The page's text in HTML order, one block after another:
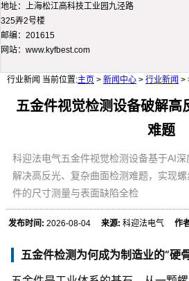
地址：上海松江高科技工业园九泾路
325弄2号楼
邮编：201615
网站：www.kyfbest.com
行业新闻 当前位置:主页 > 新闻中心 > 行业新闻 >
五金件视觉检测设备破解高
难题
科迎法电气五金件视觉检测设备基于AI深
解决高反光、复杂曲面检测难题，实现
件的尺寸测量与表面缺陷全检
发布时间: 2026-08-04 来源: 科迎法电气 作
五金件检测为何成为制造业的“硬骨